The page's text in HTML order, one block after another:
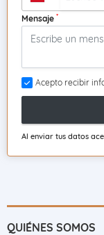
Mensaje *
Acepto recibir
Al enviar tus datos
QUIÉNES SOMOS